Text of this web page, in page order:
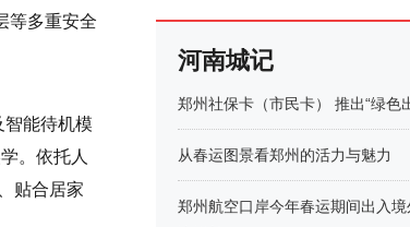
等多重安全
能待机模
。依托人
贴合居家
河南城记
郑州社保卡（市民卡） 推出“绿色
从春运图景看郑州的活力与魅力
郑州航空口岸今年春运期间出入境